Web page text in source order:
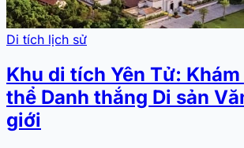
Di tích lịch sử
Khu di tích Yên Tử:
thể Danh thắng Di sản
giới